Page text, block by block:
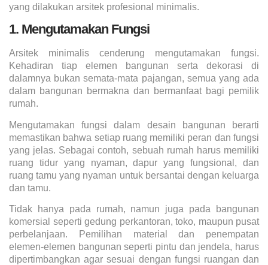
yang dilakukan arsitek profesional minimalis.
1. Mengutamakan Fungsi
Arsitek minimalis cenderung mengutamakan fungsi.
Kehadiran tiap elemen bangunan serta dekorasi di
dalamnya bukan semata-mata pajangan, semua yang ada
dalam bangunan bermakna dan bermanfaat bagi pemilik
rumah.
Mengutamakan fungsi dalam desain bangunan berarti
memastikan bahwa setiap ruang memiliki peran dan fungsi
yang jelas. Sebagai contoh, sebuah rumah harus memiliki
ruang tidur yang nyaman, dapur yang fungsional, dan
ruang tamu yang nyaman untuk bersantai dengan keluarga
dan tamu.
Tidak hanya pada rumah, namun juga pada bangunan
komersial seperti gedung perkantoran, toko, maupun pusat
perbelanjaan. Pemilihan material dan penempatan
elemen-elemen bangunan seperti pintu dan jendela, harus
dipertimbangkan agar sesuai dengan fungsi ruangan dan